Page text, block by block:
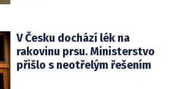
V Česku dochází lék na
rakovinu prsu. Ministerstvo
přišlo s neotřelým řešením